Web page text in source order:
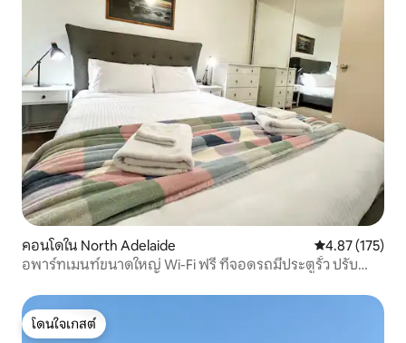
คอนโดใน North Adelaide คะแนนเฉลี่ย
4.87 (175)
อพาร์ทเมนท์ขนาดใหญ่ Wi-Fi ฟรี ที่จอดรถมีประตูรั้ว ปรับ
โดนใจเกสต์
โดนใจเกสต์